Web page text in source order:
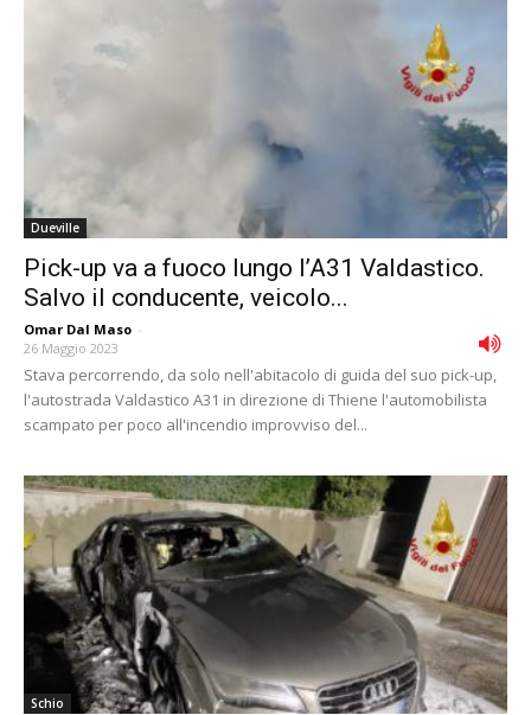
Dueville
Pick-up va a fuoco lungo l’A31 Valdastico.
Salvo il conducente, veicolo...
Omar Dal Maso -
26 Maggio 2023
Stava percorrendo, da solo nell'abitacolo di guida del suo pick-up,
l'autostrada Valdastico A31 in direzione di Thiene l'automobilista
scampato per poco all'incendio improvviso del...
Schio